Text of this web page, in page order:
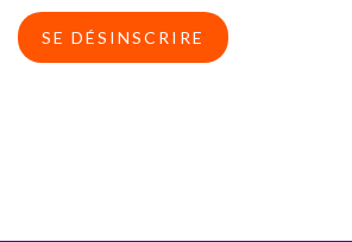
SE DÉSINSCRIRE